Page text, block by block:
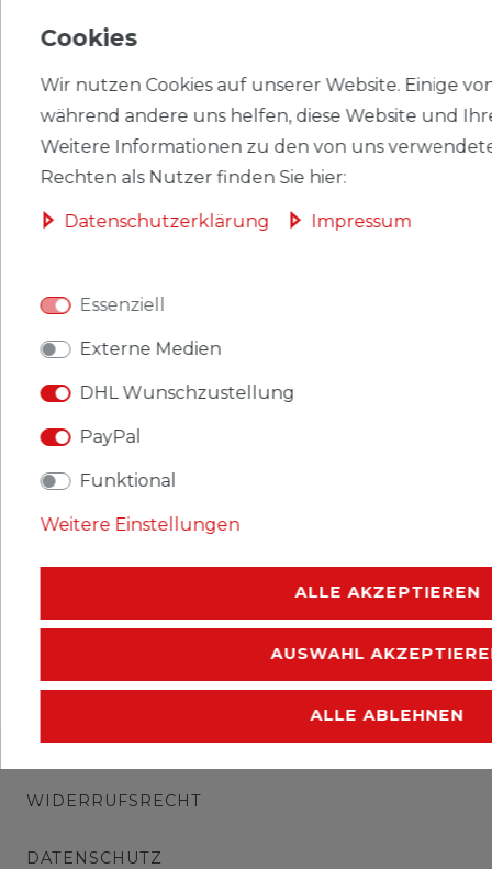
HERSTELLER
Reichspräsidenten
Gebiet: Deutsches Reich
Ausgabeanlass: 1932 Reichspräsidenten
Titel: S48
IMPRESSUM
WIDERRUFSRECHT
DATENSCHUTZ
Cookies
Wir nutzen Cookies auf unserer Website. Einige
während andere uns helfen, diese Website und
Weitere Informationen zu den von uns
Rechten als Nutzer finden Sie hier:
Daten­schutz­erklärung Impressum
Essenziell
Externe Medien
DHL Wunschzustellung
PayPal
Funktional
Weitere Einstellungen
ALLE AKZEPTIEREN
AUSWAHL
ALLE ABLEHNEN